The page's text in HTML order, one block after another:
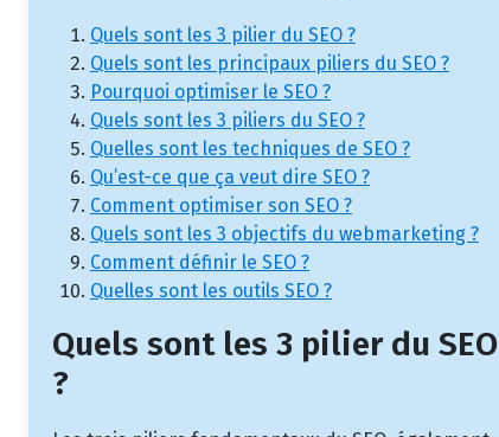
Quels sont les 3 pilier du SEO ?
Quels sont les principaux piliers du SEO ?
Pourquoi optimiser le SEO ?
Quels sont les 3 piliers du SEO ?
Quelles sont les techniques de SEO ?
Qu’est-ce que ça veut dire SEO ?
Comment optimiser son SEO ?
Quels sont les 3 objectifs du webmarketing ?
Comment définir le SEO ?
Quelles sont les outils SEO ?
Quels sont les 3 pilier du SEO
?